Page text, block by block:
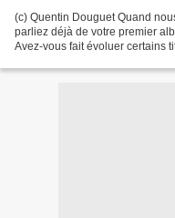
(c) Quentin Douguet Quand
parliez déjà de votre premier
Avez-vous fait évoluer certains